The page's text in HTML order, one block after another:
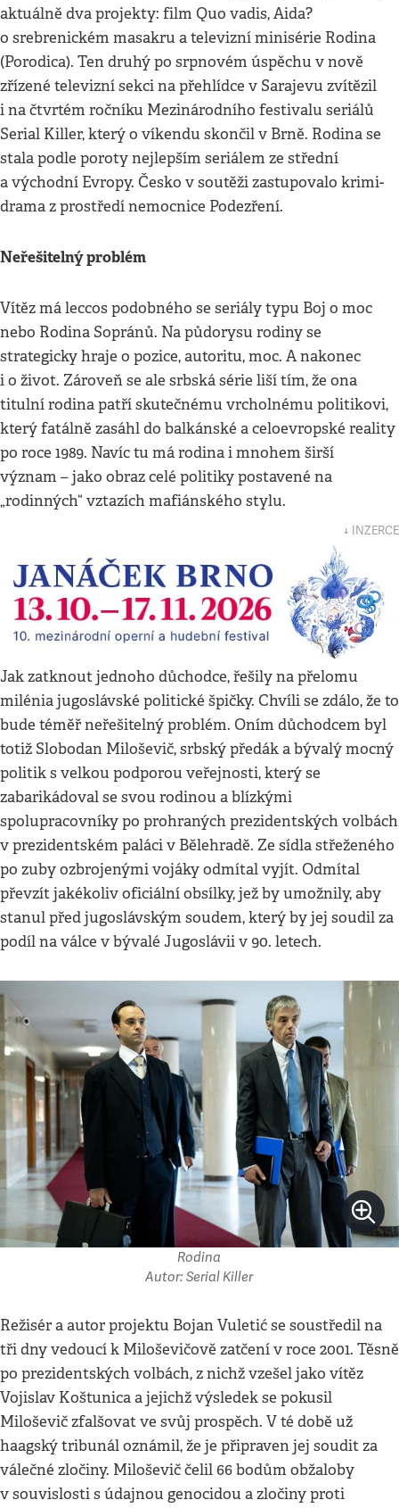
aktuálně dva projekty: film Quo vadis, Aida?
o srebrenickém masakru a televizní minisérie Rodina
(Porodica). Ten druhý po srpnovém úspěchu v nově
zřízené televizní sekci na přehlídce v Sarajevu zvítězil
i na čtvrtém ročníku Mezinárodního festivalu seriálů
Serial Killer, který o víkendu skončil v Brně. Rodina se
stala podle poroty nejlepším seriálem ze střední
a východní Evropy. Česko v soutěži zastupovalo krimi-
drama z prostředí nemocnice Podezření.
Neřešitelný problém
Vítěz má leccos podobného se seriály typu Boj o moc
nebo Rodina Sopránů. Na půdorysu rodiny se
strategicky hraje o pozice, autoritu, moc. A nakonec
i o život. Zároveň se ale srbská série liší tím, že ona
titulní rodina patří skutečnému vrcholnému politikovi,
který fatálně zasáhl do balkánské a celoevropské reality
po roce 1989. Navíc tu má rodina i mnohem širší
význam – jako obraz celé politiky postavené na
„rodinných“ vztazích mafiánského stylu.
↓ INZERCE
Jak zatknout jednoho důchodce, řešily na přelomu
milénia jugoslávské politické špičky. Chvíli se zdálo, že to
bude téměř neřešitelný problém. Oním důchodcem byl
totiž Slobodan Miloševič, srbský předák a bývalý mocný
politik s velkou podporou veřejnosti, který se
zabarikádoval se svou rodinou a blízkými
spolupracovníky po prohraných prezidentských volbách
v prezidentském paláci v Bělehradě. Ze sídla střeženého
po zuby ozbrojenými vojáky odmítal vyjít. Odmítal
převzít jakékoliv oficiální obsílky, jež by umožnily, aby
stanul před jugoslávským soudem, který by jej soudil za
podíl na válce v bývalé Jugoslávii v 90. letech.
Rodina
Autor: Serial Killer
Režisér a autor projektu Bojan Vuletić se soustředil na
tři dny vedoucí k Miloševičově zatčení v roce 2001. Těsně
po prezidentských volbách, z nichž vzešel jako vítěz
Vojislav Koštunica a jejichž výsledek se pokusil
Miloševič zfalšovat ve svůj prospěch. V té době už
haagský tribunál oznámil, že je připraven jej soudit za
válečné zločiny. Miloševič čelil 66 bodům obžaloby
v souvislosti s údajnou genocidou a zločiny proti